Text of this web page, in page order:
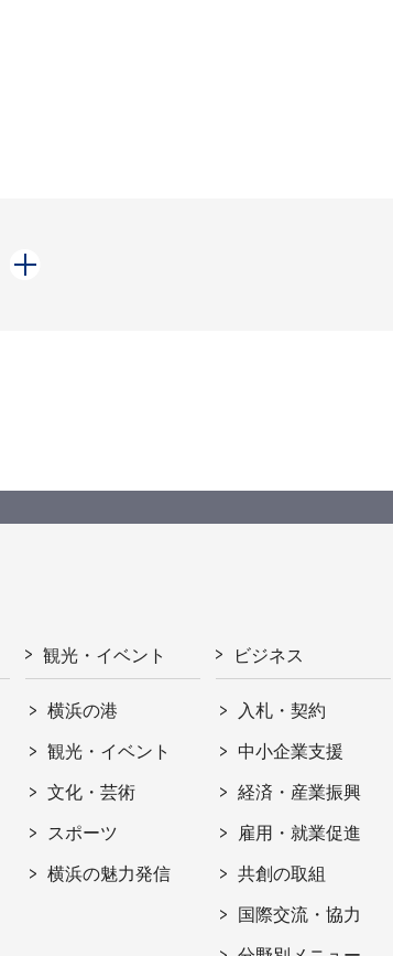
観光・イベント
横浜の港
観光・イベント
文化・芸術
スポーツ
横浜の魅力発信
ビジネス
入札・契約
中小企業支援
経済・産業振興
雇用・就業促進
共創の取組
国際交流・協力